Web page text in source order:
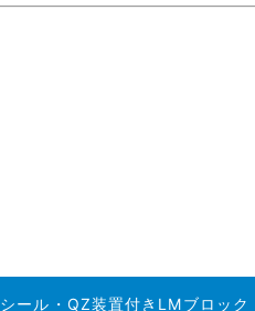
シール・QZ装置付きLMブロック